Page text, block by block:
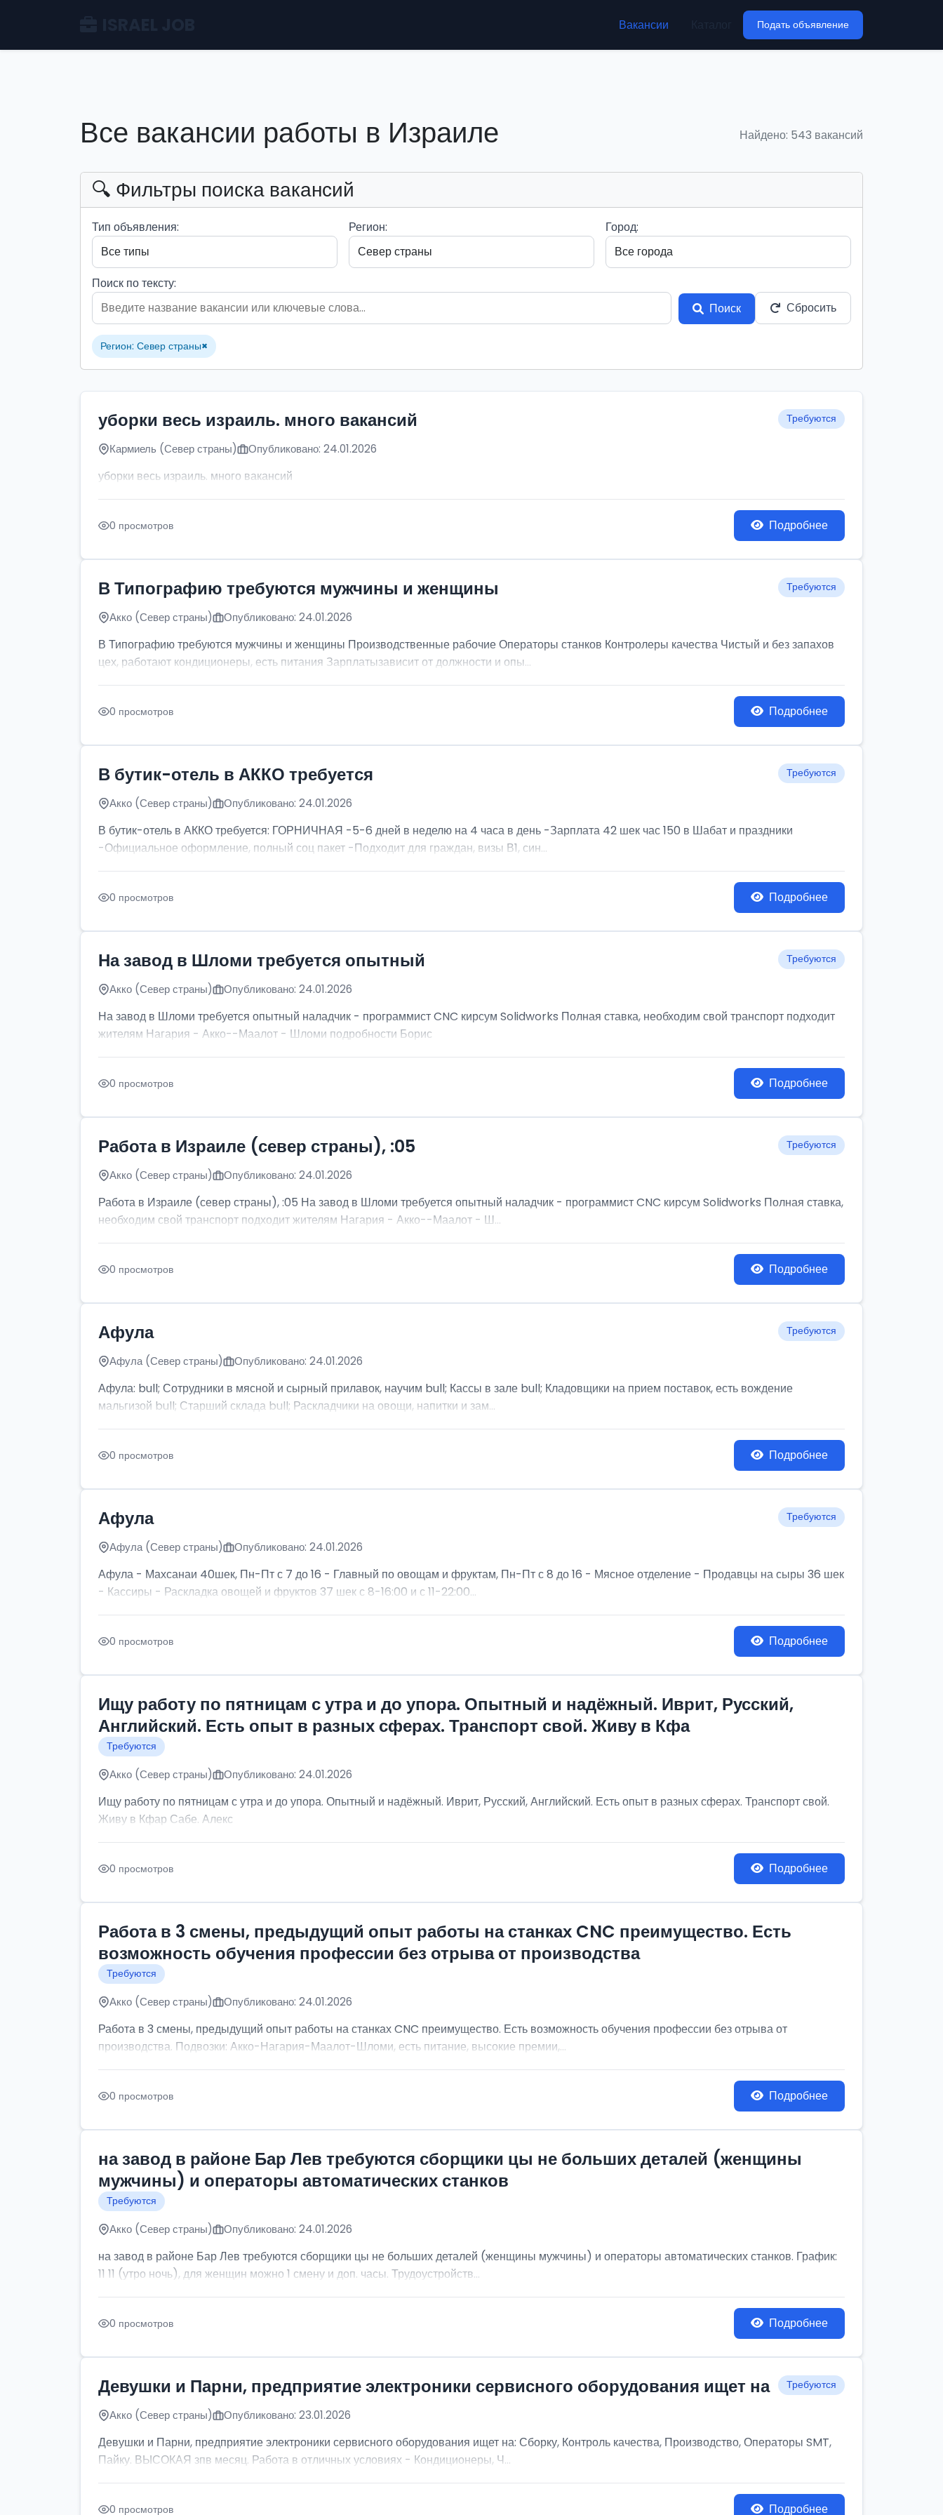
Вакансии Подать объявление
Все вакансии работы в Израиле Найдено: 543 вакансий
🔍 Фильтры поиска вакансий
Тип объявления: Регион: Город:
Поиск по тексту:
Поиск
Сбросить
Регион: Север страны×
уборки весь израиль. много вакансий Требуются
Кармиель (Север страны) Опубликовано: 24.01.2026
уборки весь израиль. много вакансий
0 просмотров Подробнее
В Типографию требуются мужчины и женщины Требуются
Акко (Север страны) Опубликовано: 24.01.2026
В Типографию требуются мужчины и женщины Производственные рабочие Операторы станков Контролеры качества Чистый и без запахов
цех, работают кондиционеры, есть питания Зарплатызависит от должности и опы...
0 просмотров Подробнее
В бутик-отель в АККО требуется Требуются
Акко (Север страны) Опубликовано: 24.01.2026
В бутик-отель в АККО требуется: ГОРНИЧНАЯ -5-6 дней в неделю на 4 часа в день -Зарплата 42 шек час 150 в Шабат и праздники
-Официальное оформление, полный соц пакет -Подходит для граждан, визы В1, син...
0 просмотров Подробнее
На завод в Шломи требуется опытный Требуются
Акко (Север страны) Опубликовано: 24.01.2026
На завод в Шломи требуется опытный наладчик - программист CNC кирсум Solidworks Полная ставка, необходим свой транспорт подходит
жителям Нагария - Акко--Маалот - Шломи подробности Борис
0 просмотров Подробнее
Работа в Израиле (север страны), :05 Требуются
Акко (Север страны) Опубликовано: 24.01.2026
Работа в Израиле (север страны), :05 На завод в Шломи требуется опытный наладчик - программист CNC кирсум Solidworks Полная ставка,
необходим свой транспорт подходит жителям Нагария - Акко--Маалот - Ш...
0 просмотров Подробнее
Афула Требуются
Афула (Север страны) Опубликовано: 24.01.2026
Афула: bull; Сотрудники в мясной и сырный прилавок, научим bull; Кассы в зале bull; Кладовщики на прием поставок, есть вождение
мальгизой bull; Старший склада bull; Раскладчики на овощи, напитки и зам...
0 просмотров Подробнее
Афула Требуются
Афула (Север страны) Опубликовано: 24.01.2026
Афула - Махсанаи 40шек, Пн-Пт с 7 до 16 - Главный по овощам и фруктам, Пн-Пт с 8 до 16 - Мясное отделение - Продавцы на сыры 36 шек
- Кассиры - Раскладка овощей и фруктов 37 шек с 8-16:00 и с 11-22:00...
0 просмотров Подробнее
Ищу работу по пятницам с утра и до упора. Опытный и надёжный. Иврит, Русский,
Английский. Есть опыт в разных сферах. Транспорт свой. Живу в Кфа
Требуются
Акко (Север страны) Опубликовано: 24.01.2026
Ищу работу по пятницам с утра и до упора. Опытный и надёжный. Иврит, Русский, Английский. Есть опыт в разных сферах. Транспорт свой.
Живу в Кфар Сабе. Алекс
0 просмотров Подробнее
Работа в 3 смены, предыдущий опыт работы на станках CNC преимущество. Есть
возможность обучения профессии без отрыва от производства
Требуются
Акко (Север страны) Опубликовано: 24.01.2026
Работа в 3 смены, предыдущий опыт работы на станках CNC преимущество. Есть возможность обучения профессии без отрыва от
производства. Подвозки: Акко-Нагария-Маалот-Шломи, есть питание, высокие премии,...
0 просмотров Подробнее
на завод в районе Бар Лев требуются сборщики цы не больших деталей (женщины
мужчины) и операторы автоматических станков
Требуются
Акко (Север страны) Опубликовано: 24.01.2026
на завод в районе Бар Лев требуются сборщики цы не больших деталей (женщины мужчины) и операторы автоматических станков. График:
11 11 (утро ночь), для женщин можно 1 смену и доп. часы. Трудоустройств...
0 просмотров Подробнее
Девушки и Парни, предприятие электроники сервисного оборудования ищет на Требуются
Акко (Север страны) Опубликовано: 23.01.2026
Девушки и Парни, предприятие электроники сервисного оборудования ищет на: Сборку, Контроль качества, Производство, Операторы SMT,
Пайку. ВЫСОКАЯ зпв месяц. Работа в отличных условиях - Кондиционеры, Ч...
0 просмотров Подробнее